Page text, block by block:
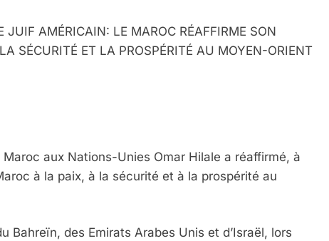
AMÉRICAIN: LE MAROC RÉAFFIRME SON
SÉCURITÉ ET LA PROSPÉRITÉ AU MOYEN-ORIENT
aux Nations-Unies Omar Hilale a réaffirmé, à
à la paix, à la sécurité et à la prospérité au
Bahreïn, des Emirats Arabes Unis et d’Israël, lors